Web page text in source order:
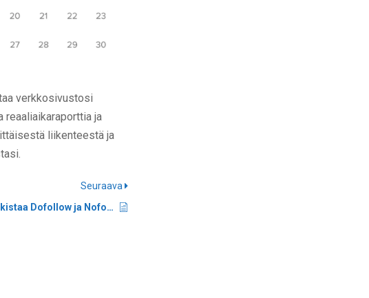
verkkosivustosi
reaaliaikaraporttia ja
liikenteestä ja
Seuraava
Miten tarkistaa Dofollow ja Nofollow Linkit